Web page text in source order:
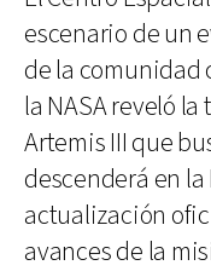
escenario de un
de la comunidad
la NASA reveló
Artemis III que
descenderá en
actualización
avances de la